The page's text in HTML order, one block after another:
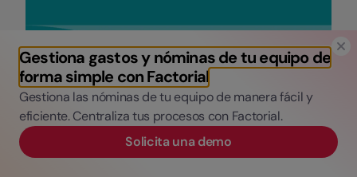
Gestiona gastos y nóminas de tu equipo de
forma simple con Factorial
Gestiona las nóminas de tu equipo de manera fácil y
eficiente. Centraliza tus procesos con Factorial.
Solicita una demo
Categorias
Gestión financiera
Cédula de Identificación Fiscal, qué es y cómo
obtenerla
Jesús Bernal